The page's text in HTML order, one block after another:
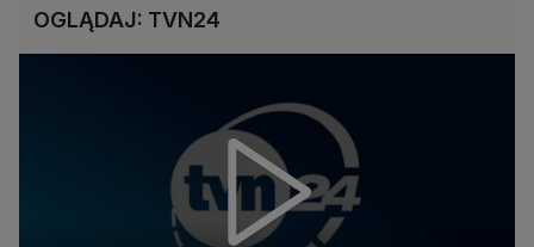
OGLĄDAJ: TVN24